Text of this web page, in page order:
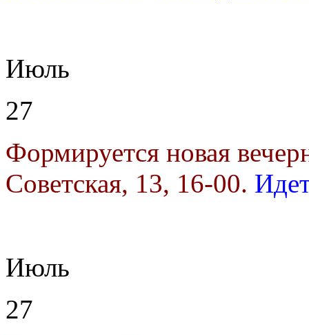
Июль
27
Формируется новая
Советская, 13, 16-00.
Июль
27